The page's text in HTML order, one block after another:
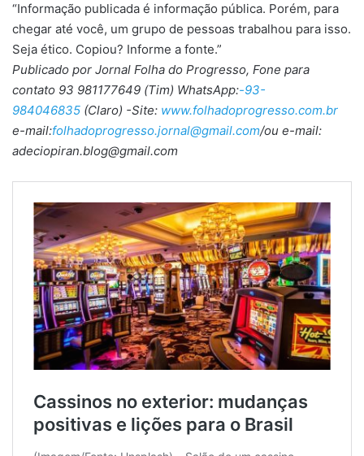
“Informação publicada é informação pública. Porém, para
chegar até você, um grupo de pessoas trabalhou para isso.
Seja ético. Copiou? Informe a fonte.”
Publicado por Jornal Folha do Progresso, Fone para
contato 93 981177649 (Tim) WhatsApp:-93-
984046835 (Claro) -Site: www.folhadoprogresso.com.br
e-mail:folhadoprogresso.jornal@gmail.com/ou e-mail:
adeciopiran.blog@gmail.com